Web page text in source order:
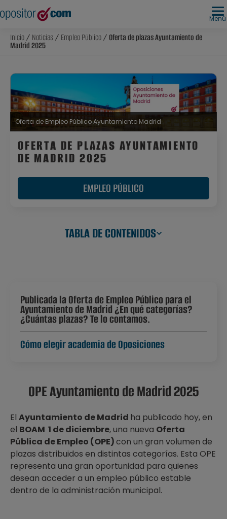
Menú
Inicio/ Noticias/ Empleo Público/ Oferta de plazas Ayuntamiento de
Madrid 2025
Oferta de Empleo Público Ayuntamiento Madrid
OFERTA DE PLAZAS AYUNTAMIENTO
DE MADRID 2025
EMPLEO PÚBLICO
TABLA DE CONTENIDOS
Publicada la Oferta de Empleo Público para el
Ayuntamiento de Madrid ¿En qué categorías?
¿Cuántas plazas? Te lo contamos.
Cómo elegir academia de Oposiciones
OPE Ayuntamiento de Madrid 2025
El Ayuntamiento de Madrid ha publicado hoy, en
el BOAM 1 de diciembre, una nueva Oferta
Pública de Empleo (OPE)con un gran volumen de
plazas distribuidos en distintas categorías. Esta OPE
representa una gran oportunidad para quienes
desean acceder a un empleo público estable
dentro de la administración municipal.